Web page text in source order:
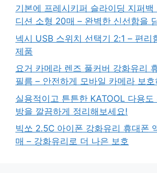
기본에 프레시키퍼 슬라이딩 지퍼백
디션 소형 20매 – 완벽한 신선함을
넥시 USB 스위치 선택기 2:1 – 편리
제품
요거 카메라 렌즈 풀커버 강화유리
필름 – 안전하게 모바일 카메라 보호
실용적이고 튼튼한 KATOOL 다용도
방을 깔끔하게 정리해보세요!
빅쏘 2.5C 아이폰 강화유리 휴대폰
매 – 강화유리로 더 나은 보호